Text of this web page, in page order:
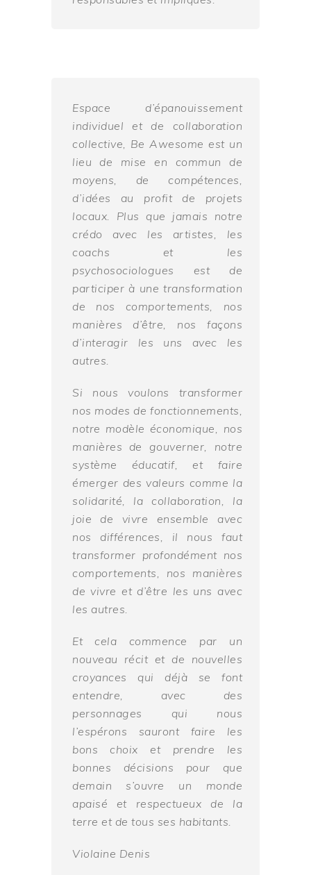
Espace d’épanouissement
individuel et de collaboration
collective, Be Awesome est un
lieu de mise en commun de
moyens, de compétences,
d’idées au profit de projets
locaux. Plus que jamais notre
crédo avec les artistes, les
coachs et les
psychosociologues est de
participer à une transformation
de nos comportements, nos
manières d’être, nos façons
d’interagir les uns avec les
autres.
Si nous voulons transformer
nos modes de fonctionnements,
notre modèle économique, nos
manières de gouverner, notre
système éducatif, et faire
émerger des valeurs comme la
solidarité, la collaboration, la
joie de vivre ensemble avec
nos différences, il nous faut
transformer profondément nos
comportements, nos manières
de vivre et d’être les uns avec
les autres.
Et cela commence par un
nouveau récit et de nouvelles
croyances qui déjà se font
entendre, avec des
personnages qui nous
l’espérons sauront faire les
bons choix et prendre les
bonnes décisions pour que
demain s’ouvre un monde
apaisé et respectueux de la
terre et de tous ses habitants.
Violaine Denis